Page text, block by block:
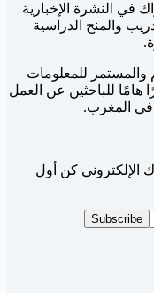
في النشرة الإخبارية
والمنح الدراسية
والمستمر للمعلومات
هامًا للباحثين عن العمل
في المغرب.
الإلكتروني كن أول